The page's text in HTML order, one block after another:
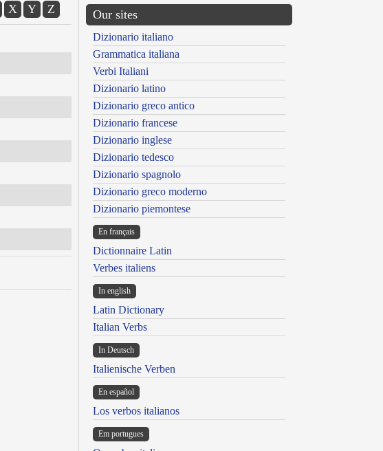
X Y Z Our sites
Dizionario italiano
Grammatica italiana
Verbi Italiani
Dizionario latino
Dizionario greco antico
Dizionario francese
Dizionario inglese
Dizionario tedesco
Dizionario spagnolo
Dizionario greco moderno
Dizionario piemontese
En français
Dictionnaire Latin
Verbes italiens
In english
Latin Dictionary
Italian Verbs
In Deutsch
Italienische Verben
En español
Los verbos italianos
Em portugues